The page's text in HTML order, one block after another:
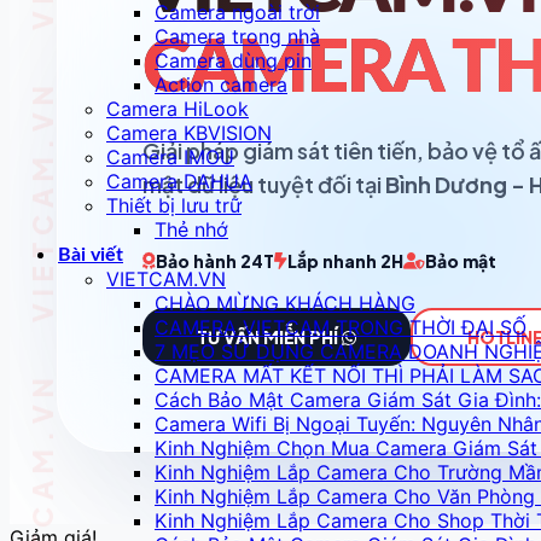
Camera ngoài trời
Camera trong nhà
Camera dùng pin
Action camera
Camera HiLook
Camera KBVISION
Camera IMOU
Camera DAHUA
Thiết bị lưu trữ
Thẻ nhớ
Bài viết
VIETCAM.VN
CHÀO MỪNG KHÁCH HÀNG
CAMERA VIETCAM TRONG THỜI ĐẠI SỐ
7 MẸO SỬ DỤNG CAMERA DOANH
CAMERA MẤT KẾT NỐI THÌ PHẢI LÀM
Cách Bảo Mật Camera Giám Sát Gia
Camera Wifi Bị Ngoại Tuyến: Nguyên
Kinh Nghiệm Chọn Mua Camera Giám
Kinh Nghiệm Lắp Camera Cho Trường
Kinh Nghiệm Lắp Camera Cho Văn
Kinh Nghiệm Lắp Camera Cho Shop Thời
CAMERA
Giải pháp giám sát tiên tiến, bảo vệ tổ
mật dữ liệu tuyệt đối tại Bình Dương -
Bảo hành 24T Lắp nhanh 2H Bảo mật
TƯ VẤN MIỄN PHÍ